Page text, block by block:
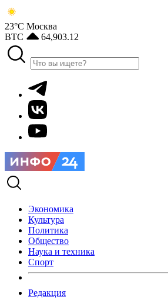
23°С Москва
BTC
64,903.12
Экономика
Культура
Политика
Общество
Наука и техника
Спорт
Редакция